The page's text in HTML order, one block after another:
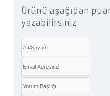
Ürünü aşağıdan
yazabilirsiniz